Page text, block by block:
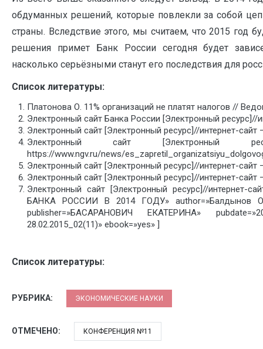
обдуманных решений, которые повлекли за собой
страны. Вследствие этого, мы считаем, что 2015 год
решения примет Банк России сегодня будет
насколько серьёзными станут его последствия для
Список литературы:
Платонова О. 11% организаций не платят налогов //
Электронный сайт Банка России [Электронный ресурс]//
Электронный сайт [Электронный ресурс]//интернет-сайт
Электронный сайт [Электронный
https://www.ngv.ru/news/
Электронный сайт [Электронный ресурс]//интернет-сайт
Электронный сайт [Электронный ресурс]//интернет-
Электронный сайт [Электронный ресурс]//интернет-
БАНКА РОССИИ В 2014 ГОДУ» author=»Балдынов
publisher=»БАСАРАНОВИЧ ЕКАТЕРИНА»
28.02.2015_02(11)» ebook=»yes» ]
Список литературы:
РУБРИКА: ЭКОНОМИЧЕСКИЕ НАУКИ
ОТМЕЧЕНО: КОНФЕРЕНЦИЯ №11